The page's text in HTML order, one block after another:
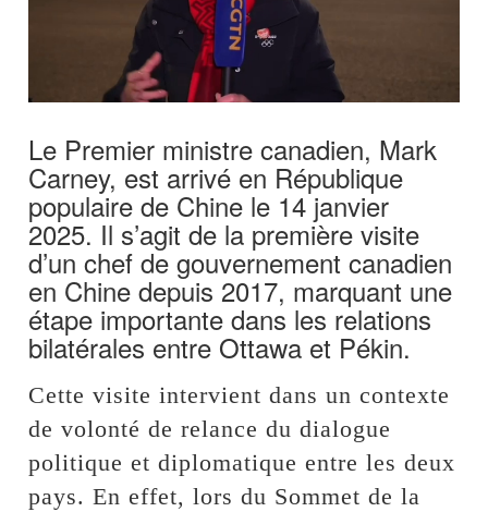
Le Premier ministre canadien, Mark
Carney, est arrivé en République
populaire de Chine le 14 janvier
2025. Il s’agit de la première visite
d’un chef de gouvernement canadien
en Chine depuis 2017, marquant une
étape importante dans les relations
bilatérales entre Ottawa et Pékin.
Cette visite intervient dans un contexte
de volonté de relance du dialogue
politique et diplomatique entre les deux
pays. En effet, lors du Sommet de la